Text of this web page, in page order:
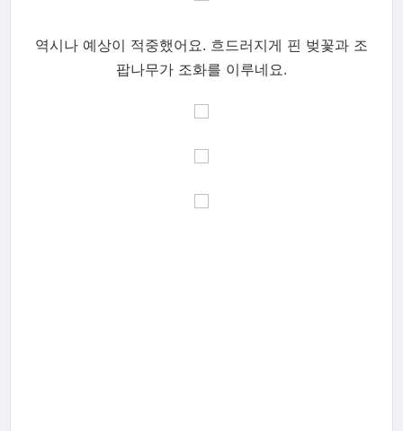
역시나 예상이 적중했어요. 흐드러지게 핀 벚꽃과 조
팝나무가 조화를 이루네요.